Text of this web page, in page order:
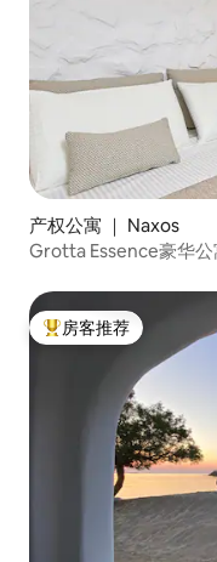
产权公寓 ｜ Naxos
Grotta Essence豪华公
热门「房客推荐」
房客推荐